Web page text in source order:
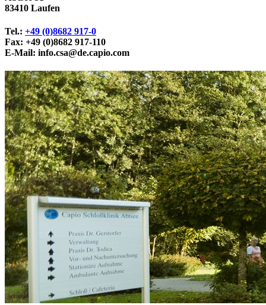
83410 Laufen
Tel.: +49 (0)8682 917-0
Fax: +49 (0)8682 917-110
E-Mail: info.csa@de.capio.com